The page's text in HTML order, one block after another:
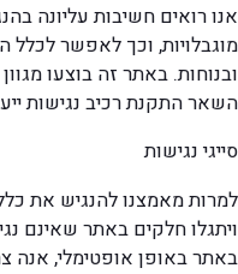
אנו רואים חשיבות עליונה
מוגבלויות, וכך לאפשר
ובנוחות. באתר זה בוצעו
השאר התקנת רכיב נגישות
סייגי נגישות
למרות מאמצנו להנגיש את
ויתגלו חלקים באתר שאינם
באתר באופן אופטימלי, אנה